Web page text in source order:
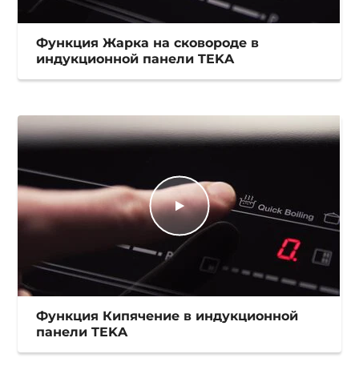
Функция Жарка на сковороде в
индукционной панели TEKA
Функция Кипячение в индукционной
панели TEKA